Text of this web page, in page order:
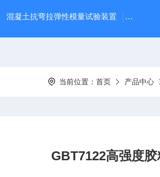
混凝土抗弯拉弹性模量试验装置 混凝土
当前位置： 首页 产品中心
GBT7122高强度